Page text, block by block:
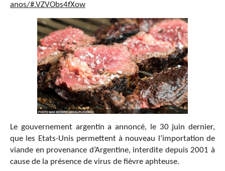
anos/#.VZVObs4fXow
Le gouvernement argentin a annoncé, le 30 juin dernier,
que les Etats-Unis permettent à nouveau l’importation de
viande en provenance d’Argentine, interdite depuis 2001 à
cause de la présence de virus de fièvre aphteuse.